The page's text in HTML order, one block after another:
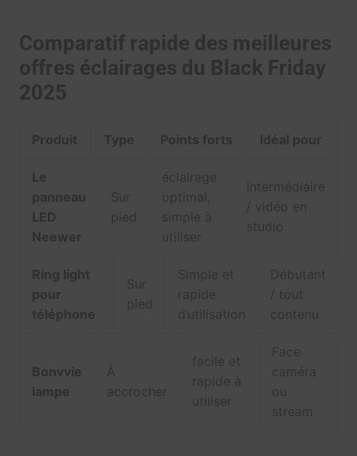
Comparatif rapide des meilleures
offres éclairages du Black Friday
2025
Produit Type Points forts Idéal pour
Le
panneau
LED
Neewer
Sur
pied
éclairage
optimal,
simple à
utiliser
Intermédiaire
/ vidéo en
studio
Ring light
pour
téléphone
Sur
pied
Simple et
rapide
d’utilisation
Débutant
/ tout
contenu
Bonvvie
lampe
À
accrocher
facile et
rapide à
utiliser
Face
caméra
ou
stream